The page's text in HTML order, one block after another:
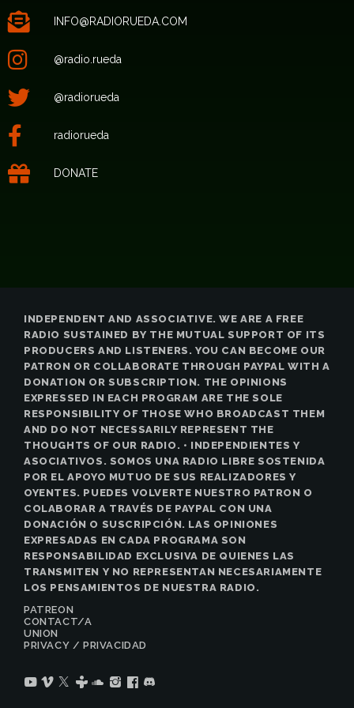
INFO@RADIORUEDA.COM
@radio.rueda
@radiorueda
radiorueda
DONATE
INDEPENDENT AND ASSOCIATIVE. WE ARE A FREE
RADIO SUSTAINED BY THE MUTUAL SUPPORT OF ITS
PRODUCERS AND LISTENERS. YOU CAN BECOME OUR
PATRON OR COLLABORATE THROUGH PAYPAL WITH A
DONATION OR SUBSCRIPTION. THE OPINIONS
EXPRESSED IN EACH PROGRAM ARE THE SOLE
RESPONSIBILITY OF THOSE WHO BROADCAST THEM
AND DO NOT NECESSARILY REPRESENT THE
THOUGHTS OF OUR RADIO. • INDEPENDIENTES Y
ASOCIATIVOS. SOMOS UNA RADIO LIBRE SOSTENIDA
POR EL APOYO MUTUO DE SUS REALIZADORES Y
OYENTES. PUEDES VOLVERTE NUESTRO PATRON O
COLABORAR A TRAVÉS DE PAYPAL CON UNA
DONACIÓN O SUSCRIPCIÓN. LAS OPINIONES
EXPRESADAS EN CADA PROGRAMA SON
RESPONSABILIDAD EXCLUSIVA DE QUIENES LAS
TRANSMITEN Y NO REPRESENTAN NECESARIAMENTE
LOS PENSAMIENTOS DE NUESTRA RADIO.
PATREON
CONTACT/A
UNION
PRIVACY / PRIVACIDAD